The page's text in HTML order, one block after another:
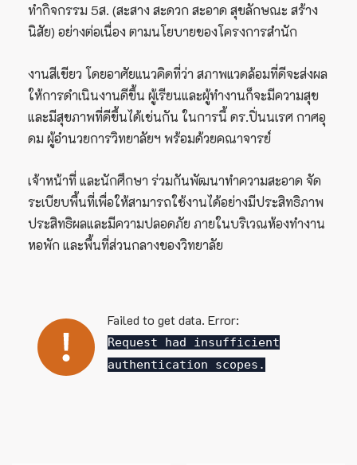
ทำกิจกรรม 5ส. (สะสาง สะดวก สะอาด สุขลักษณะ สร้าง
นิสัย) อย่างต่อเนื่อง ตามนโยบายของโครงการสำนัก
งานสีเขียว โดยอาศัยแนวคิดที่ว่า สภาพแวดล้อมที่ดีจะส่งผล
ให้การดำเนินงานดีขึ้น ผู้เรียนและผู้ทำงานก็จะมีความสุข
และมีสุขภาพที่ดีขึ้นได้เช่นกัน ในการนี้ ดร.ปิ่นนเรศ กาศอุ
ดม ผู้อำนวยการวิทยาลัยฯ พร้อมด้วยคณาจารย์
เจ้าหน้าที่ และนักศึกษา ร่วมกันพัฒนาทำความสะอาด จัด
ระเบียบพื้นที่เพื่อให้สามารถใช้งานได้อย่างมีประสิทธิภาพ
ประสิทธิผลและมีความปลอดภัย ภายในบริเวณห้องทำงาน
หอพัก และพื้นที่ส่วนกลางของวิทยาลัย
Failed to get data. Error:
Request had insufficient
authentication scopes.